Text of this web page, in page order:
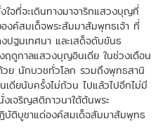
ใจที่จะเดินทางมาจาริกแสวงบุญที่
งค์สมเด็จพระสัมมาสัมพุทธเจ้า ที่
ปฐมเทศนา และเสด็จดับขันธ
ดูกาลแสวงบุญอินเดีย ในช่วงเดือน
ย นักบวชทั่วโลก รวมถึงพุทธสานิ
ดียนับครั้งไม่ถ้วน ไปแล้วไปอีกไม่มี
เจริญสติภาวนาใต้ต้นพระ
บัติบูชาแด่องค์สมเด็จสัมมาส้มพุทธ